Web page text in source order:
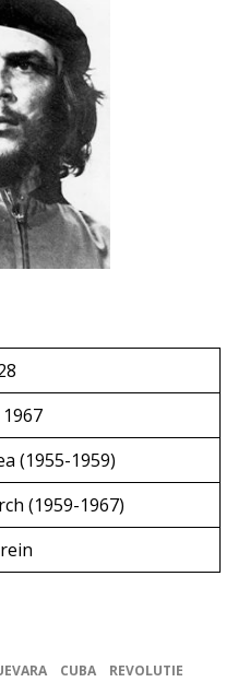
(1955-1959)
(1959-1967)
CUBA
REVOLUTIE